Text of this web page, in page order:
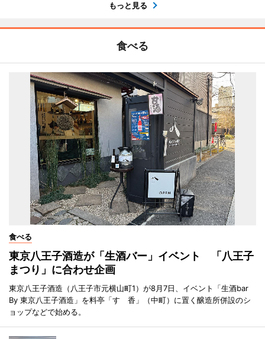
もっと見る
食べる
食べる
東京八王子酒造が「生酒バー」イベント 「八王子
まつり」に合わせ企画
東京八王子酒造（八王子市元横山町1）が8月7日、イベント「生酒bar
By 東京八王子酒造」を料亭「すゞ香」（中町）に置く醸造所併設のシ
ョップなどで始める。